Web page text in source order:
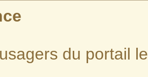
du portail